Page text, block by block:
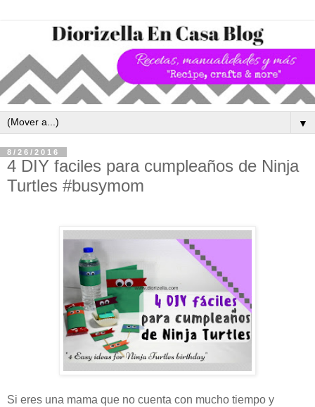
▼
8/26/2016
4 DIY faciles para cumpleaños de Ninja
Turtles #busymom
Si eres una mama que no cuenta con mucho tiempo y